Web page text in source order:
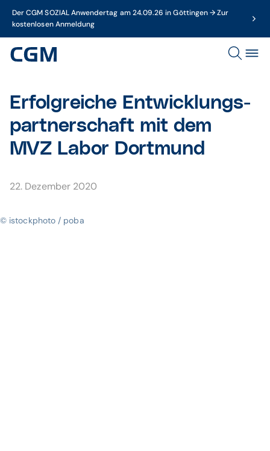
Der CGM SOZIAL Anwendertag am 24.09.26 in Göttingen → Zur
kostenlosen Anmeldung
Erfolg­reiche Entwicklungs­
partner­schaft mit dem
MVZ Labor Dortmund
22. Dezember 2020
© istockphoto / poba